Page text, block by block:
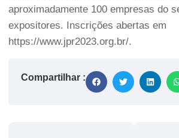
aproximadamente 100 empresas do
expositores. Inscrições abertas em
https://www.jpr2023.org.br/.
Compartilhar :